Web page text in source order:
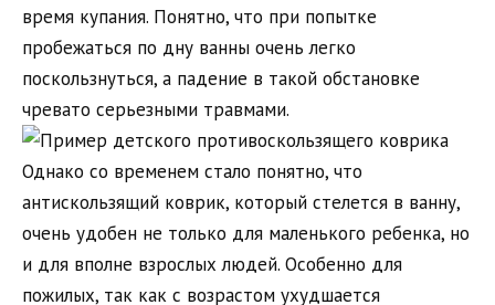
время купания. Понятно, что при попытке
пробежаться по дну ванны очень легко
поскользнуться, а падение в такой обстановке
чревато серьезными травмами.
Однако со временем стало понятно, что
антискользящий коврик, который стелется в ванну,
очень удобен не только для маленького ребенка, но
и для вполне взрослых людей. Особенно для
пожилых, так как с возрастом ухудшается